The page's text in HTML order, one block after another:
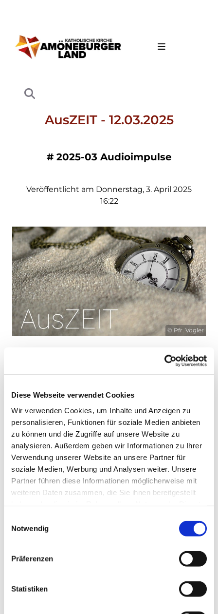
Diese Webseite verwendet Cookies
Wir verwenden Cookies, um Inhalte und Anzeigen zu
personalisieren, Funktionen für soziale Medien anbieten
zu können und die Zugriffe auf unsere Website zu
analysieren. Außerdem geben wir Informationen zu Ihrer
Verwendung unserer Website an unsere Partner für
soziale Medien, Werbung und Analysen weiter. Unsere
Partner führen diese Informationen möglicherweise mit
weiteren Daten zusammen, die Sie ihnen bereitgestellt
Notwendig
Präferenzen
Statistiken
AusZEIT - 12.03.2025
# 2025-03 Audioimpulse
Veröffentlicht am Donnerstag, 3. April 2025
16:22
© Pfr. Vogler
Vom Weniger zum Mehr! -Audioimpuls
Dies könnte Sie auch
interessieren